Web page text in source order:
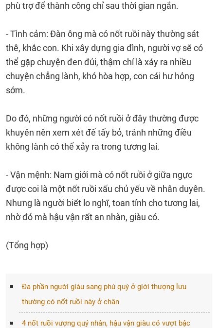
phù trợ để thành công chỉ sau thời gian ngắn.
- Tình cảm: Đàn ông mà có nốt ruồi này thường sát
thê, khắc con. Khi xây dựng gia đình, người vợ sẽ có
thể gặp chuyện đen đủi, thậm chí là xảy ra nhiều
chuyện chẳng lành, khó hòa hợp, con cái hư hỏng
sớm.
Do đó, những người có nốt ruồi ở đây thường được
khuyên nên xem xét để tẩy bỏ, tránh những điều
không lành có thể xảy ra trong tương lai.
- Vận mệnh: Nam giới mà có nốt ruồi ở giữa ngực
được coi là một nốt ruồi xấu chủ yếu về nhân duyên.
Nhưng là người biết lo nghĩ, toan tính cho tương lai,
nhờ đó mà hậu vận rất an nhàn, giàu có.
(Tổng hợp)
Đa phần người giàu sang phú quý ở giới thượng lưu
thường có nốt ruồi này ở chân
4 nốt ruồi vượng quý nhân, hậu vận giàu có vượt bậc